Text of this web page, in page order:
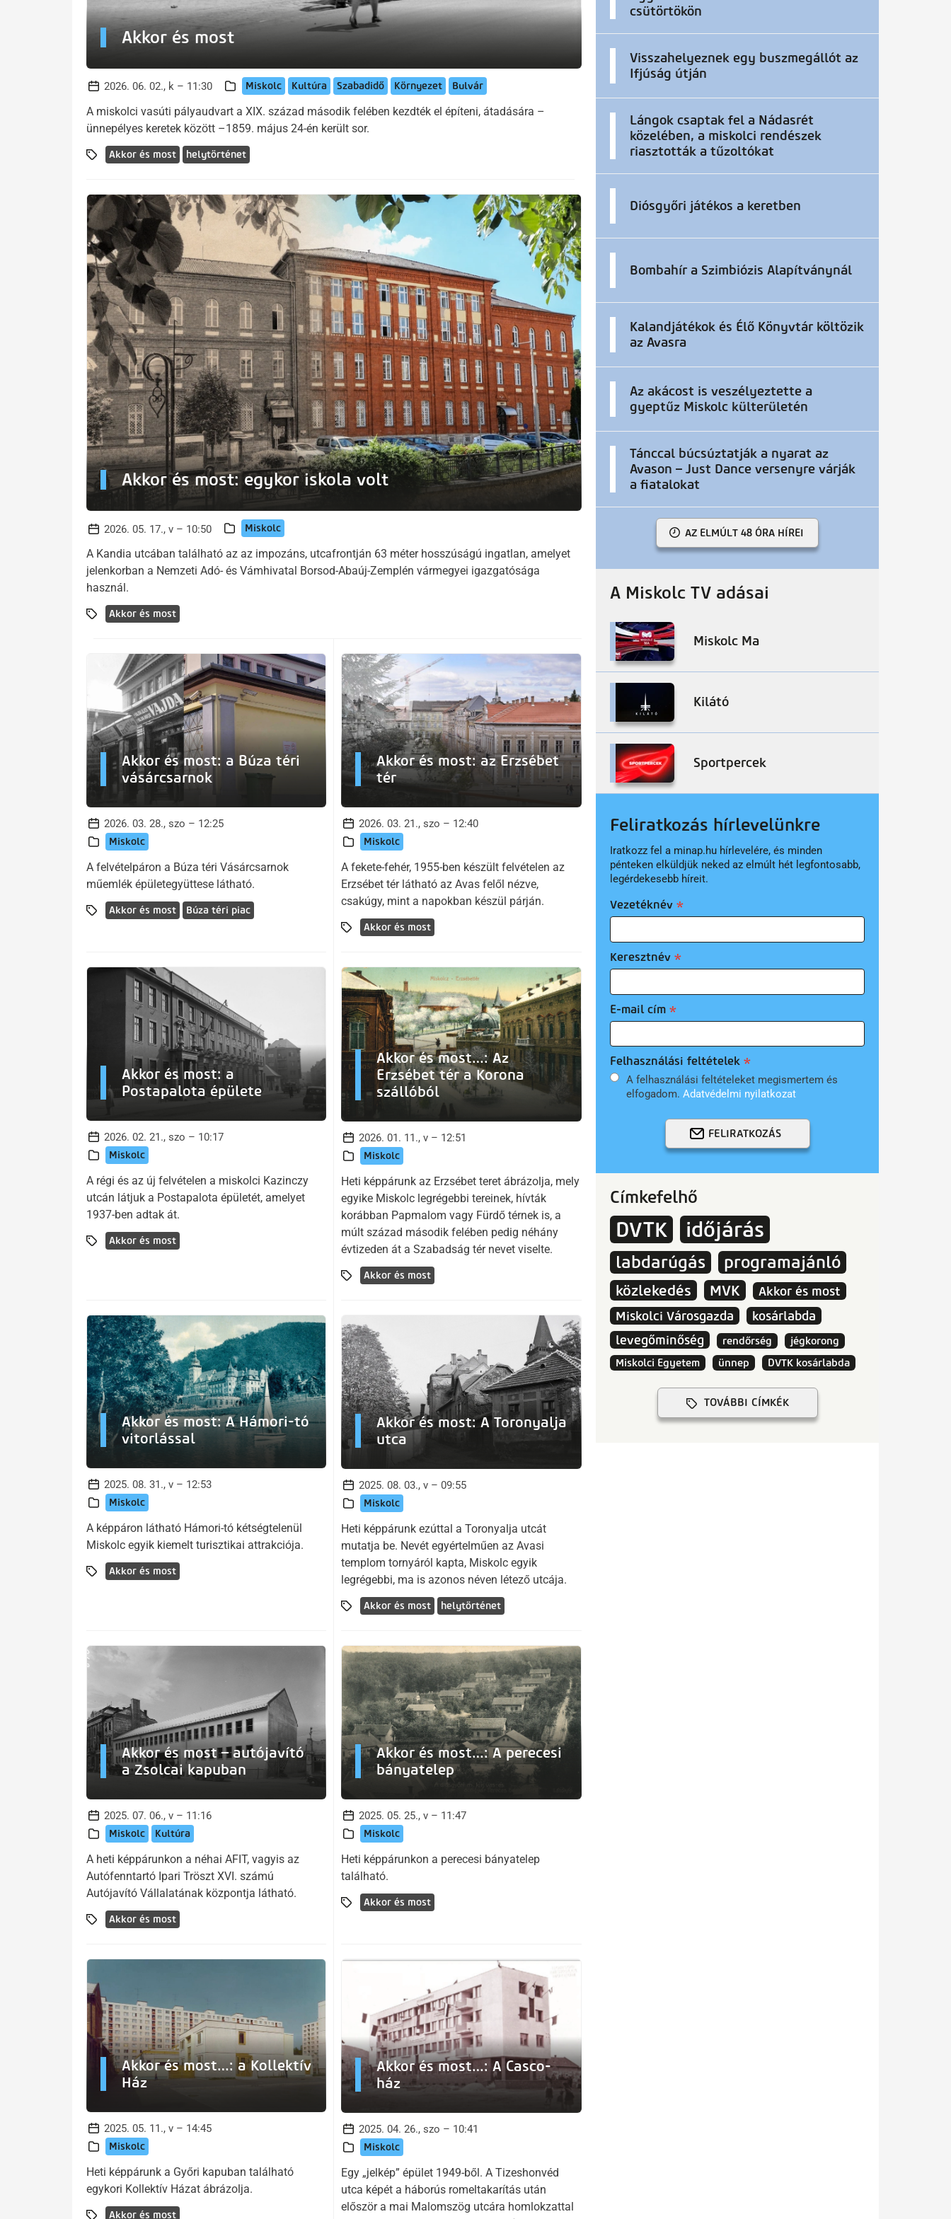
Akkor és most
2026. 06. 02., k – 11:30 Miskolc Kultúra Szabadidő Környezet Bulvár
A miskolci vasúti pályaudvart a XIX. század második felében kezdték el építeni, átadására –
ünnepélyes keretek között –1859. május 24-én került sor.
Akkor és most helytörténet
Akkor és most: egykor iskola volt
2026. 05. 17., v – 10:50 Miskolc
A Kandia utcában található az az impozáns, utcafrontján 63 méter hosszúságú ingatlan, amelyet
jelenkorban a Nemzeti Adó- és Vámhivatal Borsod-Abaúj-Zemplén vármegyei igazgatósága
használ.
Akkor és most
Akkor és most: a Búza téri
vásárcsarnok
2026. 03. 28., szo – 12:25
Miskolc
A felvételpáron a Búza téri Vásárcsarnok
műemlék épületegyüttese látható.
Akkor és most Búza téri piac
Akkor és most: az Erzsébet
tér
2026. 03. 21., szo – 12:40
Miskolc
A fekete-fehér, 1955-ben készült felvételen az
Erzsébet tér látható az Avas felől nézve,
csakúgy, mint a napokban készül párján.
Akkor és most
Akkor és most: a
Postapalota épülete
2026. 02. 21., szo – 10:17
Miskolc
A régi és az új felvételen a miskolci Kazinczy
utcán látjuk a Postapalota épületét, amelyet
1937-ben adtak át.
Akkor és most
Akkor és most…: Az
Erzsébet tér a Korona
szállóból
2026. 01. 11., v – 12:51
Miskolc
Heti képpárunk az Erzsébet teret ábrázolja, mely
egyike Miskolc legrégebbi tereinek, hívták
korábban Papmalom vagy Fürdő térnek is, a
múlt század második felében pedig néhány
évtizeden át a Szabadság tér nevet viselte.
Akkor és most
Akkor és most: A Hámori-tó
vitorlással
2025. 08. 31., v – 12:53
Miskolc
A képpáron látható Hámori-tó kétségtelenül
Miskolc egyik kiemelt turisztikai attrakciója.
Akkor és most
Akkor és most: A Toronyalja
utca
2025. 08. 03., v – 09:55
Miskolc
Heti képpárunk ezúttal a Toronyalja utcát
mutatja be. Nevét egyértelműen az Avasi
templom tornyáról kapta, Miskolc egyik
legrégebbi, ma is azonos néven létező utcája.
Akkor és most helytörténet
Akkor és most – autójavító
a Zsolcai kapuban
2025. 07. 06., v – 11:16
Miskolc Kultúra
A heti képpárunkon a néhai AFIT, vagyis az
Autófenntartó Ipari Tröszt XVI. számú
Autójavító Vállalatának központja látható.
Akkor és most
Akkor és most…: A perecesi
bányatelep
2025. 05. 25., v – 11:47
Miskolc
Heti képpárunkon a perecesi bányatelep
található.
Akkor és most
Akkor és most…: a Kollektív
Ház
2025. 05. 11., v – 14:45
Miskolc
Heti képpárunk a Győri kapuban található
egykori Kollektív Házat ábrázolja.
Akkor és most
Akkor és most…: A Casco-
ház
2025. 04. 26., szo – 10:41
Miskolc
Egy „jelkép” épület 1949-ből. A Tizeshonvéd
utca képét a háborús romeltakarítás után
először a mai Malomszög utcára homlokzattal
csütörtökön
Visszahelyeznek egy buszmegállót az
Ifjúság útján
Lángok csaptak fel a Nádasrét
közelében, a miskolci rendészek
riasztották a tűzoltókat
Diósgyőri játékos a keretben
Bombahír a Szimbiózis Alapítványnál
Kalandjátékok és Élő Könyvtár költözik
az Avasra
Az akácost is veszélyeztette a
gyeptűz Miskolc külterületén
Tánccal búcsúztatják a nyarat az
Avason – Just Dance versenyre várják
a fiatalokat
AZ ELMÚLT 48 ÓRA HÍREI
A Miskolc TV adásai
Miskolc Ma
Kilátó
Sportpercek
Feliratkozás hírlevelünkre
Iratkozz fel a minap.hu hírlevelére, és minden
pénteken elküldjük neked az elmúlt hét legfontosabb,
legérdekesebb híreit.
Vezetéknév
Keresztnév
E-mail cím
Felhasználási feltételek
A felhasználási feltételeket megismertem és
elfogadom. Adatvédelmi nyilatkozat
FELIRATKOZÁS
Címkefelhő
DVTK időjárás
labdarúgás programajánló
közlekedés MVK
Akkor és most
Miskolci Városgazda
kosárlabda
levegőminőség
rendőrség
jégkorong
Miskolci Egyetem
ünnep DVTK kosárlabda
TOVÁBBI CÍMKÉK